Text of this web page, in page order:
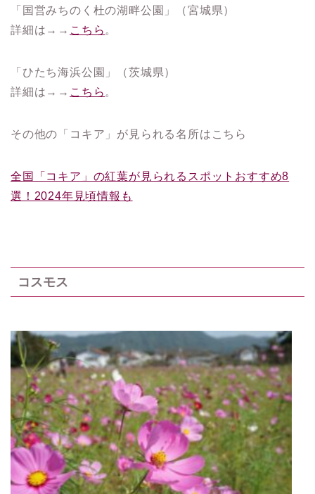
「国営みちのく杜の湖畔公園」（宮城県）
詳細は→→ こちら 。
「ひたち海浜公園」（茨城県）
詳細は→→ こちら 。
その他の「コキア」が見られる名所はこちら
全国「コキア」の紅葉が見られるスポットおすすめ8
選！2024年見頃情報も
コスモス